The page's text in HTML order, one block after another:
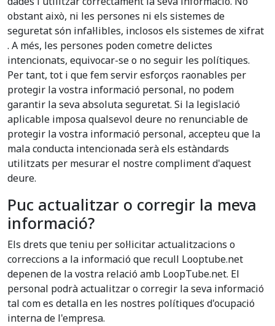
obstant això, ni les persones ni els sistemes de
seguretat són infal·libles, inclosos els sistemes de xifrat
. A més, les persones poden cometre delictes
intencionats, equivocar-se o no seguir les polítiques.
Per tant, tot i que fem servir esforços raonables per
protegir la vostra informació personal, no podem
garantir la seva absoluta seguretat. Si la legislació
aplicable imposa qualsevol deure no renunciable de
protegir la vostra informació personal, accepteu que la
mala conducta intencionada serà els estàndards
utilitzats per mesurar el nostre compliment d'aquest
deure.
Puc actualitzar o corregir la meva
informació?
Els drets que teniu per sol·licitar actualitzacions o
correccions a la informació que recull Looptube.net
depenen de la vostra relació amb LoopTube.net. El
personal podrà actualitzar o corregir la seva informació
tal com es detalla en les nostres polítiques d'ocupació
interna de l'empresa.